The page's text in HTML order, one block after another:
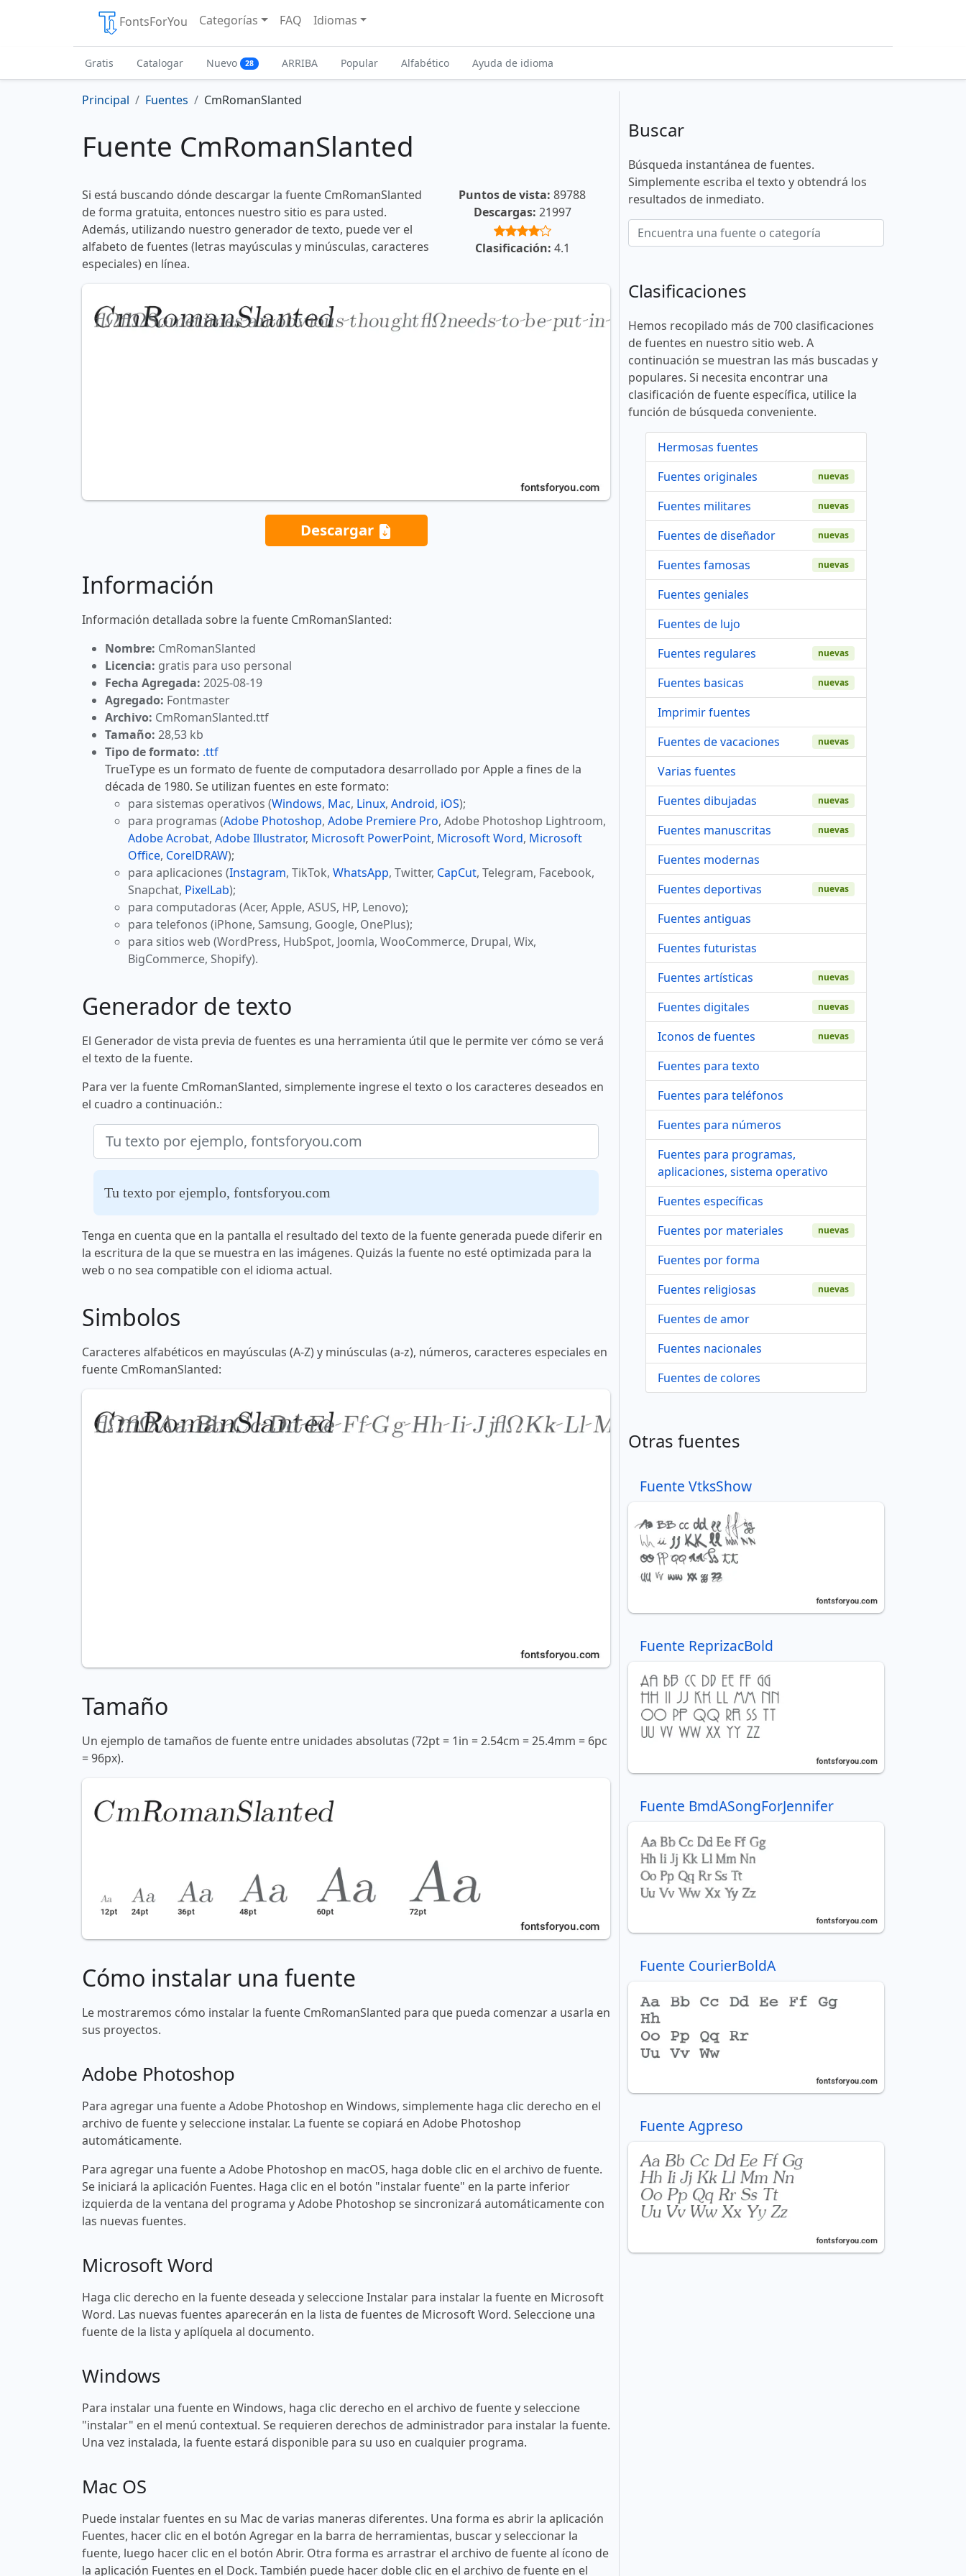
FontsForYou Categorías FAQ Idiomas
Gratis Catalogar Nuevo 28 ARRIBA Popular Alfabético Ayuda de idioma
Principal Fuentes CmRomanSlanted
Fuente CmRomanSlanted
Si está buscando dónde descargar la fuente CmRomanSlanted
de forma gratuita, entonces nuestro sitio es para usted.
Además, utilizando nuestro generador de texto, puede ver el
alfabeto de fuentes (letras mayúsculas y minúsculas, caracteres
especiales) en línea.
Puntos de vista: 89788
Descargas: 21997
Clasificación: 4.1
Descargar
Información
Información detallada sobre la fuente CmRomanSlanted:
Nombre: CmRomanSlanted
Licencia: gratis para uso personal
Fecha Agregada: 2025-08-19
Agregado: Fontmaster
Archivo: CmRomanSlanted.ttf
Tamaño: 28,53 kb
Tipo de formato: .ttf
TrueType es un formato de fuente de computadora desarrollado por Apple a fines de la
década de 1980. Se utilizan fuentes en este formato:
para sistemas operativos (Windows, Mac, Linux, Android, iOS);
para programas (Adobe Photoshop, Adobe Premiere Pro, Adobe Photoshop Lightroom,
Adobe Acrobat, Adobe Illustrator, Microsoft PowerPoint, Microsoft Word, Microsoft
Office, CorelDRAW);
para aplicaciones (Instagram, TikTok, WhatsApp, Twitter, CapCut, Telegram, Facebook,
Snapchat, PixelLab);
para computadoras (Acer, Apple, ASUS, HP, Lenovo);
para telefonos (iPhone, Samsung, Google, OnePlus);
para sitios web (WordPress, HubSpot, Joomla, WooCommerce, Drupal, Wix,
BigCommerce, Shopify).
Generador de texto
El Generador de vista previa de fuentes es una herramienta útil que le permite ver cómo se verá
el texto de la fuente.
Para ver la fuente CmRomanSlanted, simplemente ingrese el texto o los caracteres deseados en
el cuadro a continuación.:
Tu texto por ejemplo, fontsforyou.com
Tenga en cuenta que en la pantalla el resultado del texto de la fuente generada puede diferir en
la escritura de la que se muestra en las imágenes. Quizás la fuente no esté optimizada para la
web o no sea compatible con el idioma actual.
Simbolos
Caracteres alfabéticos en mayúsculas (A-Z) y minúsculas (a-z), números, caracteres especiales en
fuente CmRomanSlanted:
Tamaño
Un ejemplo de tamaños de fuente entre unidades absolutas (72pt = 1in = 2.54cm = 25.4mm = 6pc
= 96px).
Cómo instalar una fuente
Le mostraremos cómo instalar la fuente CmRomanSlanted para que pueda comenzar a usarla en
sus proyectos.
Adobe Photoshop
Para agregar una fuente a Adobe Photoshop en Windows, simplemente haga clic derecho en el
archivo de fuente y seleccione instalar. La fuente se copiará en Adobe Photoshop
automáticamente.
Para agregar una fuente a Adobe Photoshop en macOS, haga doble clic en el archivo de fuente.
Se iniciará la aplicación Fuentes. Haga clic en el botón "instalar fuente" en la parte inferior
izquierda de la ventana del programa y Adobe Photoshop se sincronizará automáticamente con
las nuevas fuentes.
Microsoft Word
Haga clic derecho en la fuente deseada y seleccione Instalar para instalar la fuente en Microsoft
Word. Las nuevas fuentes aparecerán en la lista de fuentes de Microsoft Word. Seleccione una
fuente de la lista y aplíquela al documento.
Windows
Para instalar una fuente en Windows, haga clic derecho en el archivo de fuente y seleccione
"instalar" en el menú contextual. Se requieren derechos de administrador para instalar la fuente.
Una vez instalada, la fuente estará disponible para su uso en cualquier programa.
Mac OS
Puede instalar fuentes en su Mac de varias maneras diferentes. Una forma es abrir la aplicación
Fuentes, hacer clic en el botón Agregar en la barra de herramientas, buscar y seleccionar la
fuente, luego hacer clic en el botón Abrir. Otra forma es arrastrar el archivo de fuente al ícono de
la aplicación Fuentes en el Dock. También puede hacer doble clic en el archivo de fuente en el
Buscar
Búsqueda instantánea de fuentes.
Simplemente escriba el texto y obtendrá los
resultados de inmediato.
Clasificaciones
Hemos recopilado más de 700 clasificaciones
de fuentes en nuestro sitio web. A
continuación se muestran las más buscadas y
populares. Si necesita encontrar una
clasificación de fuente específica, utilice la
función de búsqueda conveniente.
Hermosas fuentes
Fuentes originales
nuevas
Fuentes militares nuevas
Fuentes de diseñador nuevas
Fuentes famosas nuevas
Fuentes geniales
Fuentes de lujo
Fuentes regulares
nuevas
Fuentes basicas nuevas
Imprimir fuentes
Fuentes de vacaciones
nuevas
Varias fuentes
Fuentes dibujadas
nuevas
Fuentes manuscritas nuevas
Fuentes modernas
Fuentes deportivas
nuevas
Fuentes antiguas
Fuentes futuristas
Fuentes artísticas
nuevas
Fuentes digitales nuevas
Iconos de fuentes nuevas
Fuentes para texto
Fuentes para teléfonos
Fuentes para números
Fuentes para programas,
aplicaciones, sistema operativo
Fuentes específicas
Fuentes por materiales
nuevas
Fuentes por forma
Fuentes religiosas
nuevas
Fuentes de amor
Fuentes nacionales
Fuentes de colores
Otras fuentes
Fuente VtksShow
Fuente ReprizacBold
Fuente BmdASongForJennifer
Fuente CourierBoldA
Fuente Agpreso